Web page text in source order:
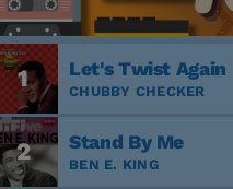
1 Let's Twist Again
CHUBBY CHECKER
2 Stand By Me
BEN E. KING